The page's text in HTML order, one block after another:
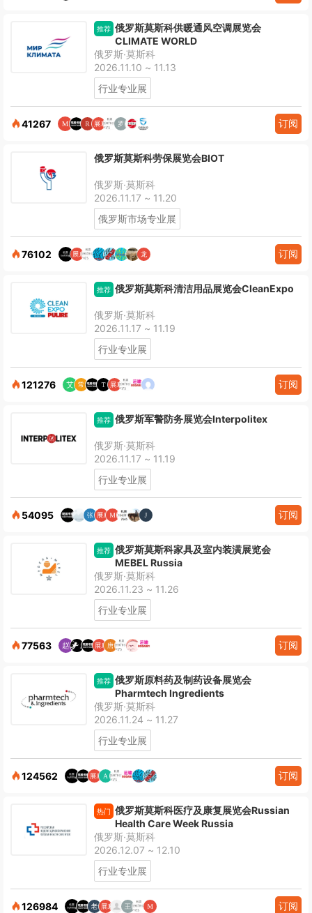
推荐 俄罗斯莫斯科供暖通风空调展览会
CLIMATE WORLD
俄罗斯·莫斯科
2026.11.10 ~ 11.13
行业专业展
41267 订阅
俄罗斯莫斯科劳保展览会BIOT
俄罗斯·莫斯科
2026.11.17 ~ 11.20
俄罗斯市场专业展
76102 订阅
推荐 俄罗斯莫斯科清洁用品展览会CleanExpo
俄罗斯·莫斯科
2026.11.17 ~ 11.19
行业专业展
121276 订阅
推荐 俄罗斯军警防务展览会Interpolitex
俄罗斯·莫斯科
2026.11.17 ~ 11.19
行业专业展
54095 订阅
推荐 俄罗斯莫斯科家具及室内装潢展览会
MEBEL Russia
俄罗斯·莫斯科
2026.11.23 ~ 11.26
行业专业展
77563 订阅
推荐 俄罗斯原料药及制药设备展览会
Pharmtech Ingredients
俄罗斯·莫斯科
2026.11.24 ~ 11.27
行业专业展
124562 订阅
热门 俄罗斯莫斯科医疗及康复展览会Russian
Health Care Week Russia
俄罗斯·莫斯科
2026.12.07 ~ 12.10
行业专业展
126984 订阅